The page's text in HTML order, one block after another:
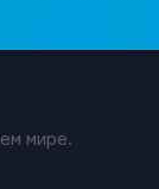
мире.